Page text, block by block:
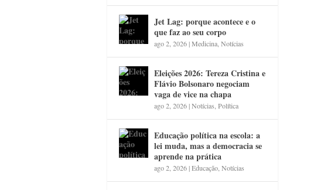
Jet Lag: porque acontece e o
que faz ao seu corpo
ago 2, 2026|Medicina ,Notícias
Eleições 2026: Tereza Cristina e
Flávio Bolsonaro negociam
vaga de vice na chapa
ago 2, 2026|Notícias ,Política
Educação política na escola: a
lei muda, mas a democracia se
aprende na prática
ago 2, 2026|Educação ,Notícias